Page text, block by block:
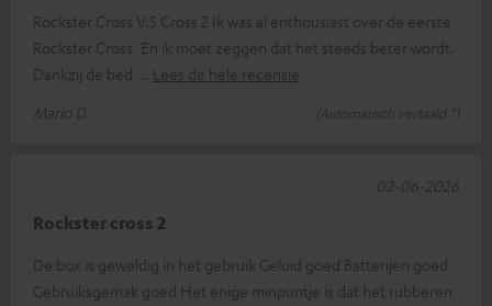
Rockster Cross V.S Cross 2 Ik was al enthousiast over de eerste
Rockster Cross. En ik moet zeggen dat het steeds beter wordt.
Dankzij de bed
Lees de hele recensie
Mario D.
(Automatisch vertaald *)
Rockster cross 2
De box is geweldig in het gebruik Geluid goed Batterijen goed
Gebruiksgemak goed Het enige minpuntje is dat het rubberen
02-06-2026